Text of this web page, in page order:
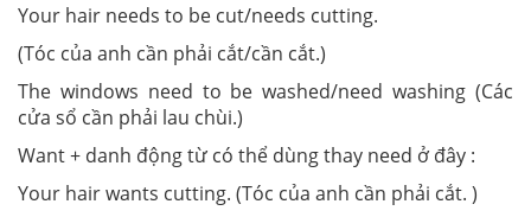
Your hair needs to be cut/needs cutting.
(Tóc của anh cần phải cắt/cần cắt.)
The windows need to be washed/need washing (Các
cửa sổ cần phải lau chùi.)
Want + danh động từ có thể dùng thay need ở đây :
Your hair wants cutting. (Tóc của anh cần phải cắt. )